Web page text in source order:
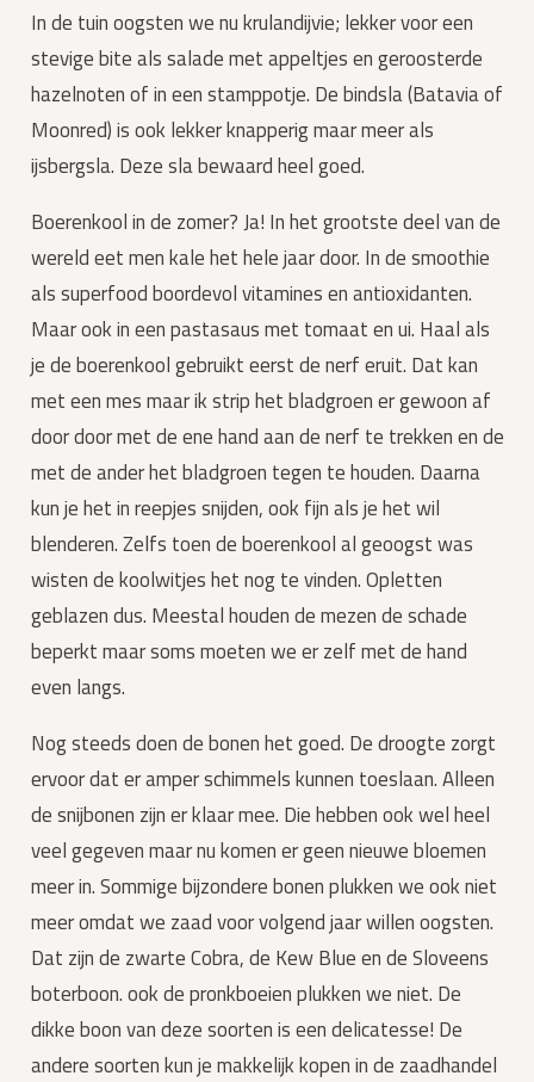
In de tuin oogsten we nu krulandijvie; lekker voor een
stevige bite als salade met appeltjes en geroosterde
hazelnoten of in een stamppotje. De bindsla (Batavia of
Moonred) is ook lekker knapperig maar meer als
ijsbergsla. Deze sla bewaard heel goed.
Boerenkool in de zomer? Ja! In het grootste deel van de
wereld eet men kale het hele jaar door. In de smoothie
als superfood boordevol vitamines en antioxidanten.
Maar ook in een pastasaus met tomaat en ui. Haal als
je de boerenkool gebruikt eerst de nerf eruit. Dat kan
met een mes maar ik strip het bladgroen er gewoon af
door door met de ene hand aan de nerf te trekken en de
met de ander het bladgroen tegen te houden. Daarna
kun je het in reepjes snijden, ook fijn als je het wil
blenderen. Zelfs toen de boerenkool al geoogst was
wisten de koolwitjes het nog te vinden. Opletten
geblazen dus. Meestal houden de mezen de schade
beperkt maar soms moeten we er zelf met de hand
even langs.
Nog steeds doen de bonen het goed. De droogte zorgt
ervoor dat er amper schimmels kunnen toeslaan. Alleen
de snijbonen zijn er klaar mee. Die hebben ook wel heel
veel gegeven maar nu komen er geen nieuwe bloemen
meer in. Sommige bijzondere bonen plukken we ook niet
meer omdat we zaad voor volgend jaar willen oogsten.
Dat zijn de zwarte Cobra, de Kew Blue en de Sloveens
boterboon. ook de pronkboeien plukken we niet. De
dikke boon van deze soorten is een delicatesse! De
andere soorten kun je makkelijk kopen in de zaadhandel